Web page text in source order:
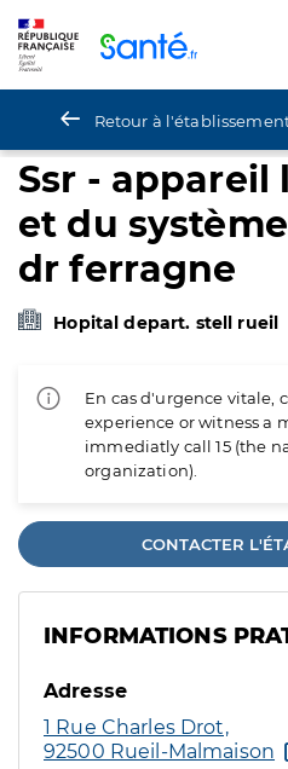
Retour à
Ssr -
et du
dr ferragne
Hopital depart. stell rueil
En cas d'urgence vitale,
experience or witness a
immediatly call 15 (the
organization).
CONTACTER
INFORMATIONS
Adresse
1 Rue Charles Drot,
92500 Rueil-Malmaison